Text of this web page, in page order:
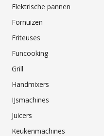
Elektrische pannen
Fornuizen
Friteuses
Funcooking
Grill
Handmixers
IJsmachines
Juicers
Keukenmachines